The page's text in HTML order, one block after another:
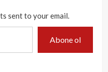
sent to your email.
Abone ol